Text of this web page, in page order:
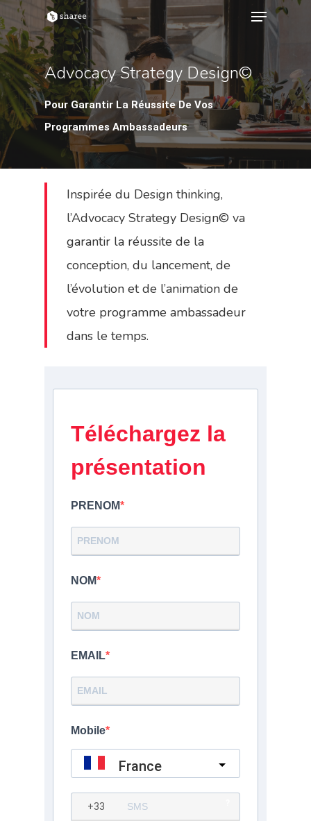
Hit enter to search or ESC to close
AdvocacyStrategy Design©
Pour Garantir La Réussite De Vos
Programmes Ambassadeurs
Inspirée du Design thinking,
l’Advocacy Strategy Design© va
garantir la réussite de la
conception, du lancement, de
l’évolution et de l’animation de
votre programme ambassadeur
dans le temps.
Téléchargez la
présentation
PRENOM
NOM
EMAIL
Mobile
France